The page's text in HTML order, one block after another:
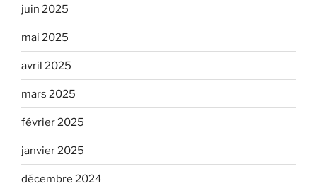
juin 2025
mai 2025
avril 2025
mars 2025
février 2025
janvier 2025
décembre 2024